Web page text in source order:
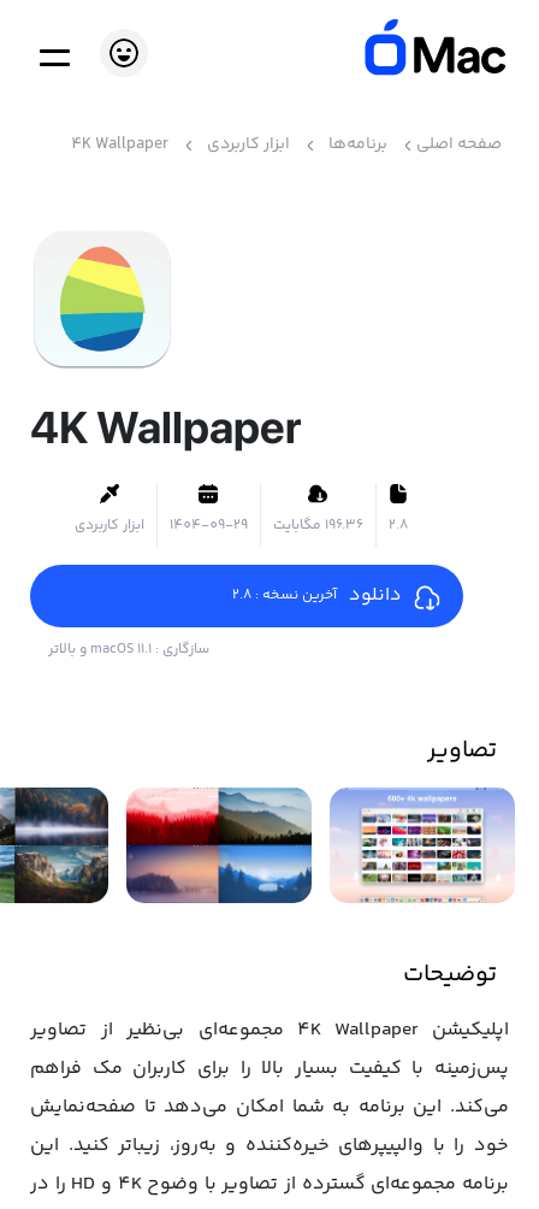
صفحه اصلی برنامه‌ها ابزار کاربردی 4K Wallpaper
4K Wallpaper
2.8 ۱۹۶.۳۶ مگابایت 1404-09-29 ابزار کاربردی
دانلود آخرین نسخه : 2.8
سازگاری : macOS 11.1 و بالاتر
تصاویر
توضیحات
اپلیکیشن 4K Wallpaper مجموعه‌ای بی‌نظیر از تصاویر
پس‌زمینه با کیفیت بسیار بالا را برای کاربران مک فراهم
می‌کند. این برنامه به شما امکان می‌دهد تا صفحه‌نمایش
خود را با والپیپرهای خیره‌کننده و به‌روز، زیباتر کنید. این
برنامه مجموعه‌ای گسترده از تصاویر با وضوح 4K و HD را در